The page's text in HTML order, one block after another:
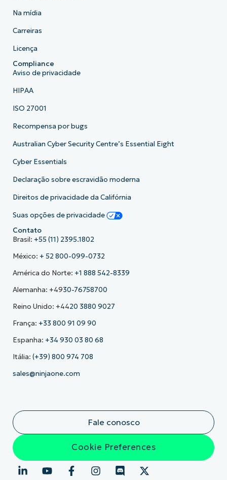
Na mídia
Carreiras
Licença
Compliance
Aviso de privacidade
HIPAA
ISO 27001
Recompensa por bugs
Australian Cyber Security Centre’s Essential Eight
Cyber Essentials
Declaração sobre escravidão moderna
Direitos de privacidade da Califórnia
Suas opções de privacidade
Contato
Brasil: +55 (11) 2395.1802
México: + 52 800-099-0732
América do Norte: +1 888 542-8339
Alemanha: +4930-76758700
Reino Unido: +4420 3880 9027
França: +33 800 91 09 90
Espanha: +34 930 03 80 68
Itália: (+39) 800 974 708
sales@ninjaone.com
Fale conosco
Cookie Preferences